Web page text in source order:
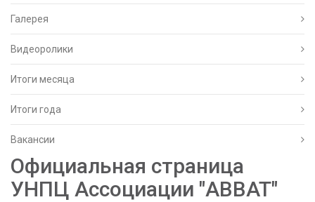
Галерея
Видеоролики
Итоги месяца
Итоги года
Вакансии
Официальная страница
УНПЦ Ассоциации "АВВАТ"